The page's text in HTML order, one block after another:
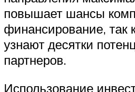
повышает шансы
финансирование, так
узнают десятки
партнеров.
Использование